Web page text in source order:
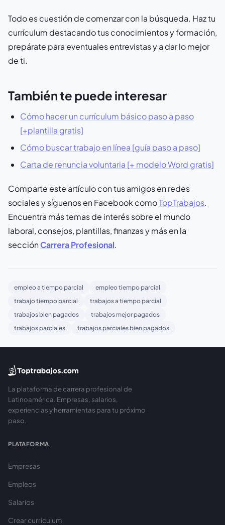
Todo es cuestión de comenzar con la búsqueda. Haz tu
currículum destacando tus conocimientos y formación,
prepárate para eventuales entrevistas y a dar lo mejor
de ti.
También te puede interesar
Cómo hacer un currículum básico paso a paso
[+plantilla gratis]
Cómo buscar trabajo en línea [guía paso a paso]
Carta de renuncia voluntaria [+ modelo Word gratis]
Comparte este artículo con tus amigos en redes
sociales y síguenos en Facebook comoTopTrabajos.
Encuentra más temas de interés sobre el mundo
laboral, consejos, plantillas, finanzas y más en la
secciónCarrera Profesional.
empleo a tiempo parcial
empleo tiempo parcial
trabajo tiempo parcial
trabajos a tiempo parcial
trabajos bien pagados
trabajos mejor pagados
trabajos parciales
trabajos parciales bien pagados
La plataforma de carrera profesional de
Latinoamérica. Empresas, salarios,
experiencias y herramientas para tu próximo
paso.
PLATAFORMA
Empresas
Empleos
Salarios
Crear currículum